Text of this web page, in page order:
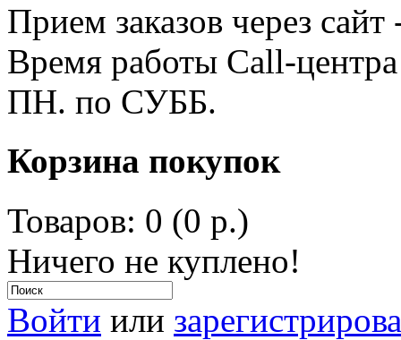
Прием заказов через сайт
Время работы Call-
ПН. по СУББ.
Корзина покупок
Товаров: 0 (0 р.)
Ничего не куплено!
Войти или